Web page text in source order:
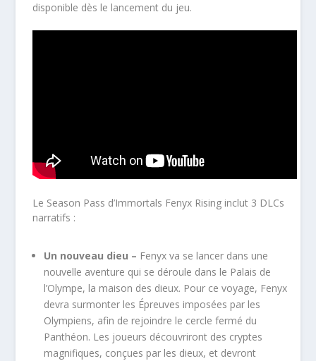
disponible dès le lancement du jeu.
Le Season Pass d’Immortals Fenyx Rising inclut 3 DLCs
narratifs :
Un nouveau dieu – Fenyx va se lancer dans une
nouvelle aventure qui se déroule dans le Palais de
l’Olympe, la maison des dieux. Pour ce voyage, Fenyx
devra surmonter les Épreuves imposées par les
Olympiens, afin de rejoindre le cercle fermé du
Panthéon. Les joueurs découvriront des cryptes
magnifiques, conçues par les dieux, et devront